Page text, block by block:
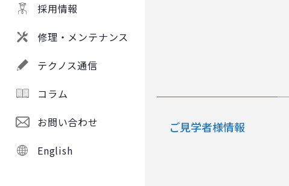
採用情報
修理・メンテナンス
テクノス通信
コラム
お問い合わせ
English
ご見学者様情報